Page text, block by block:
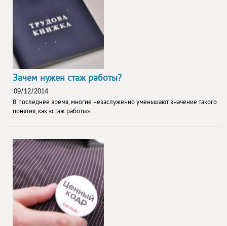
Зачем нужен стаж работы?
В последнее время, многие незаслуженно уменьшают значение такого
понятия, как «стаж работы».